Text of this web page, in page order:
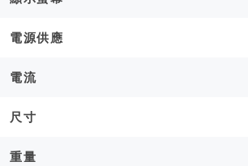
電源供應
電流
尺寸
重量